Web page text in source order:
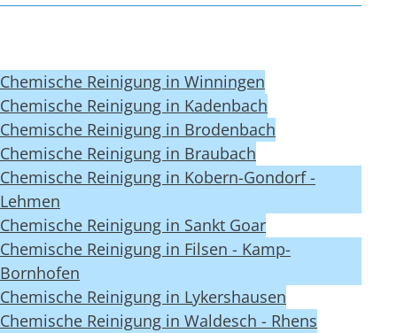
Chemische Reinigung in Winningen
Chemische Reinigung in Kadenbach
Chemische Reinigung in Brodenbach
Chemische Reinigung in Braubach
Chemische Reinigung in Kobern-Gondorf -
Lehmen
Chemische Reinigung in Sankt Goar
Chemische Reinigung in Filsen - Kamp-
Bornhofen
Chemische Reinigung in Lykershausen
Chemische Reinigung in Waldesch - Rhens